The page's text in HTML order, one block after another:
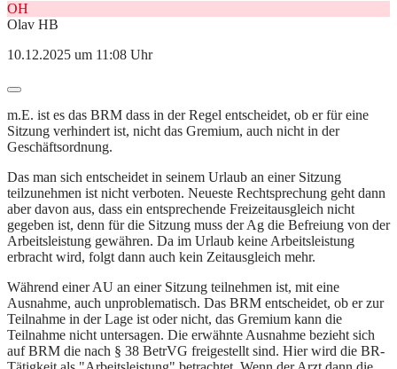
OH
Olav HB
10.12.2025 um 11:08 Uhr
m.E. ist es das BRM dass in der Regel entscheidet, ob er für eine
Sitzung verhindert ist, nicht das Gremium, auch nicht in der
Geschäftsordnung.
Das man sich entscheidet in seinem Urlaub an einer Sitzung
teilzunehmen ist nicht verboten. Neueste Rechtsprechung geht dann
aber davon aus, dass ein entsprechende Freizeitausgleich nicht
gegeben ist, denn für die Sitzung muss der Ag die Befreiung von der
Arbeitsleistung gewähren. Da im Urlaub keine Arbeitsleistung
erbracht wird, folgt dann auch kein Zeitausgleich mehr.
Während einer AU an einer Sitzung teilnehmen ist, mit eine
Ausnahme, auch unproblematisch. Das BRM entscheidet, ob er zur
Teilnahme in der Lage ist oder nicht, das Gremium kann die
Teilnahme nicht untersagen. Die erwähnte Ausnahme bezieht sich
auf BRM die nach § 38 BetrVG freigestellt sind. Hier wird die BR-